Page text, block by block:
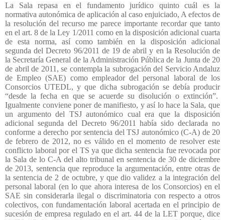
La Sala repasa en el fundamento jurídico quinto cuál es la
normativa autonómica de aplicación al caso enjuiciado, A efectos de
la resolución del recurso me parece importante recordar que tanto
en el art. 8 de la Ley 1/2011 como en la disposición adicional cuarta
de esta norma, así como también en la disposición adicional
segunda del Decreto 96/2011 de 19 de abril y en la Resolución de
la Secretaría General de la Administración Pública de la Junta de 20
de abril de 2011, se contempla la subrogación del Servicio Andaluz
de Empleo (SAE) como empleador del personal laboral de los
Consorcios UTEDL, y que dicha subrogación se debía producir
“desde la fecha en que se acuerde su disolución o extinción”.
Igualmente conviene poner de manifiesto, y así lo hace la Sala, que
un argumento del TSJ autonómico cual era que la disposición
adicional segunda del Decreto 96/2011 había sido declarada no
conforme a derecho por sentencia del TSJ autonómico (C-A) de 20
de febrero de 2012, no es válido en el momento de resolver este
conflicto laboral por el TS ya que dicha sentencia fue revocada por
la Sala de lo C-A del alto tribunal en sentencia de 30 de diciembre
de 2013, sentencia que reproduce la argumentación, entre otras de
la sentencia de 2 de octubre, y que dio validez a la integración del
personal laboral (en lo que ahora interesa de los Consorcios) en el
SAE sin considerarla ilegal o discriminatoria con respecto a otros
colectivos, con fundamentación laboral acertada en el principio de
sucesión de empresa regulado en el art. 44 de la LET porque, dice